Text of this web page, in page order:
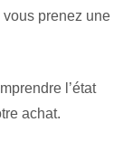
vous prenez une
l’état
achat.